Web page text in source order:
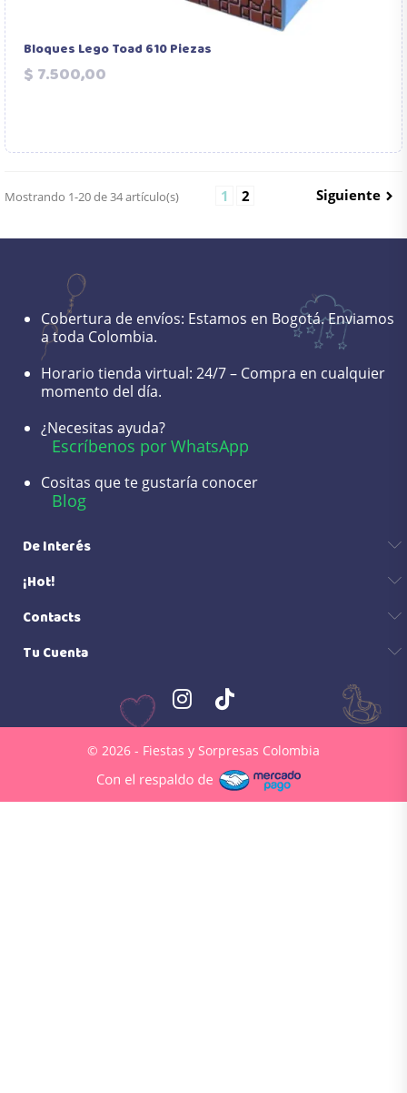
Bloques Lego Toad 610 Piezas
$ 7.500,00
Mostrando 1-20 de 34 artículo(s) 1 2 Siguiente 
Cobertura de envíos: Estamos en Bogotá. Enviamos
a toda Colombia.
Horario tienda virtual: 24/7 – Compra en cualquier
momento del día.
¿Necesitas ayuda?
Escríbenos por WhatsApp
Cositas que te gustaría conocer
Blog
De Interés
¡Hot!
Contacts
Tu Cuenta
© 2026 - Fiestas y Sorpresas Colombia